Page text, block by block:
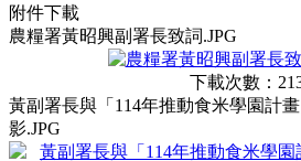
附件下載
農糧署黃昭興副署長致詞.JPG
下載次數：
黃副署長與「114年推動食米學園計
影.JPG